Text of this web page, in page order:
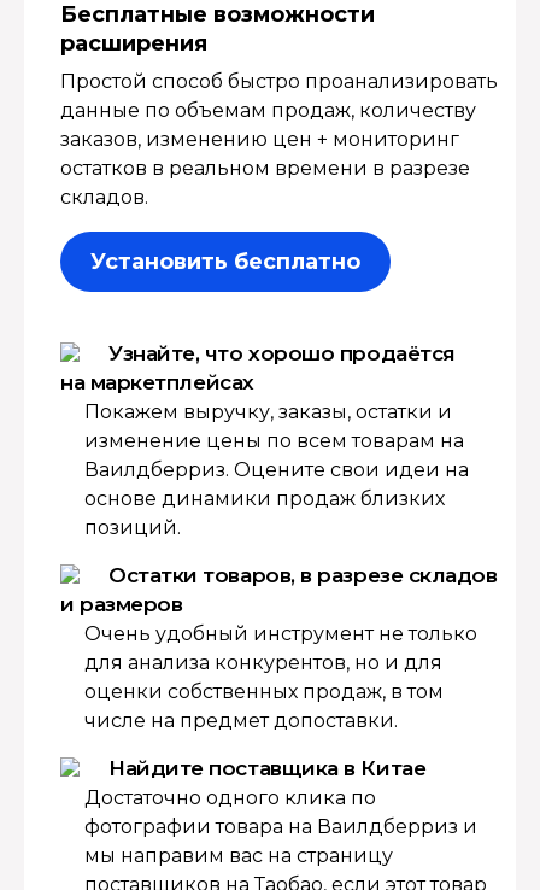
Бесплатные возмож­ности
расширения
Простой способ быстро проанализировать
данные по объемам продаж, количеству
заказов, изменению цен + мониторинг
остатков в реальном времени в разрезе
складов.
Установить бесплатно
Узнайте, что хорошо продаётся
на маркетплейсах
Покажем выручку, заказы, остатки и
изменение цены по всем товарам на
Ваилдберриз. Оцените свои идеи на
основе динамики продаж близких
позиций.
Остатки товаров, в разрезе складов
и размеров
Очень удобный инструмент не только
для анализа конкурентов, но и для
оценки собственных продаж, в том
числе на предмет допоставки.
Найдите поставщика в Китае
Достаточно одного клика по
фотографии товара на Ваилдберриз и
мы направим вас на страницу
поставщиков на Таобао, если этот товар